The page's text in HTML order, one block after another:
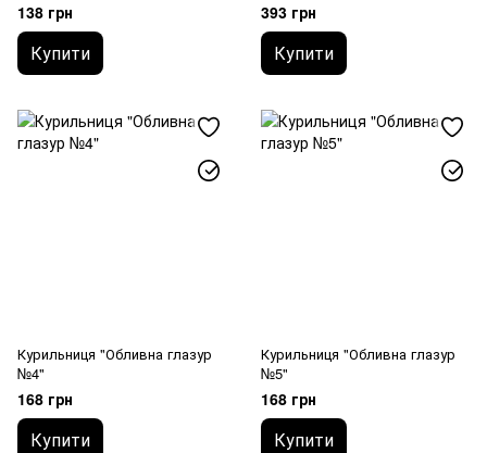
138 грн
Купити
393 грн
Купити
Курильниця "Обливна глазур
№4"
168 грн
Купити
Курильниця "Обливна глазур
№5"
168 грн
Купити